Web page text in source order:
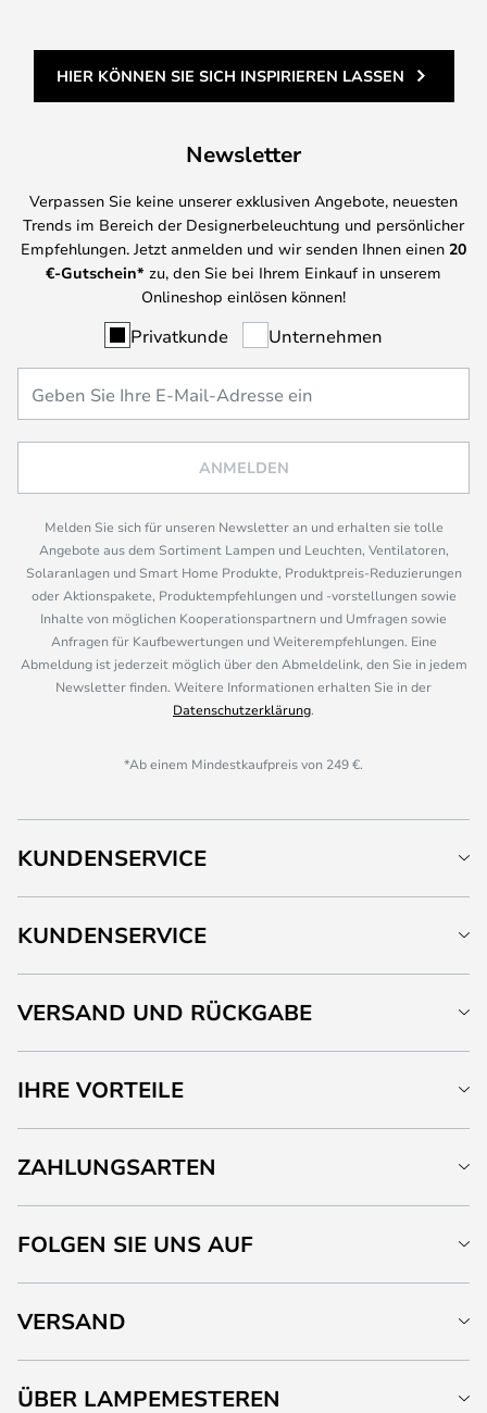
HIER KÖNNEN SIE SICH INSPIRIEREN LASSEN
Newsletter
Verpassen Sie keine unserer exklusiven Angebote, neuesten
Trends im Bereich der Designerbeleuchtung und persönlicher
Empfehlungen. Jetzt anmelden und wir senden Ihnen einen 20
€-Gutschein* zu, den Sie bei Ihrem Einkauf in unserem
Onlineshop einlösen können!
Privatkunde Unternehmen
ANMELDEN
Melden Sie sich für unseren Newsletter an und erhalten sie tolle
Angebote aus dem Sortiment Lampen und Leuchten, Ventilatoren,
Solaranlagen und Smart Home Produkte, Produktpreis-Reduzierungen
oder Aktionspakete, Produktempfehlungen und -vorstellungen sowie
Inhalte von möglichen Kooperationspartnern und Umfragen sowie
Anfragen für Kaufbewertungen und Weiterempfehlungen. Eine
Abmeldung ist jederzeit möglich über den Abmeldelink, den Sie in jedem
Newsletter finden. Weitere Informationen erhalten Sie in der
Datenschutzerklärung.
*Ab einem Mindestkaufpreis von 249 €.
KUNDENSERVICE
KUNDENSERVICE
VERSAND UND RÜCKGABE
IHRE VORTEILE
ZAHLUNGSARTEN
FOLGEN SIE UNS AUF
VERSAND
ÜBER LAMPEMESTEREN